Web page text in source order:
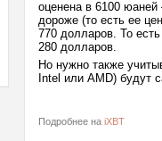
оценена в 6100
дороже (то есть ее
770 долларов. То
280 долларов.
Но нужно также
Intel или AMD) будут
Подробнее на iXBT